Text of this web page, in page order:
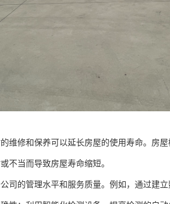
维修和保养可以延长房屋的使用寿命。房
不当而导致房屋寿命缩短。
司的管理水平和服务质量。例如，通过建